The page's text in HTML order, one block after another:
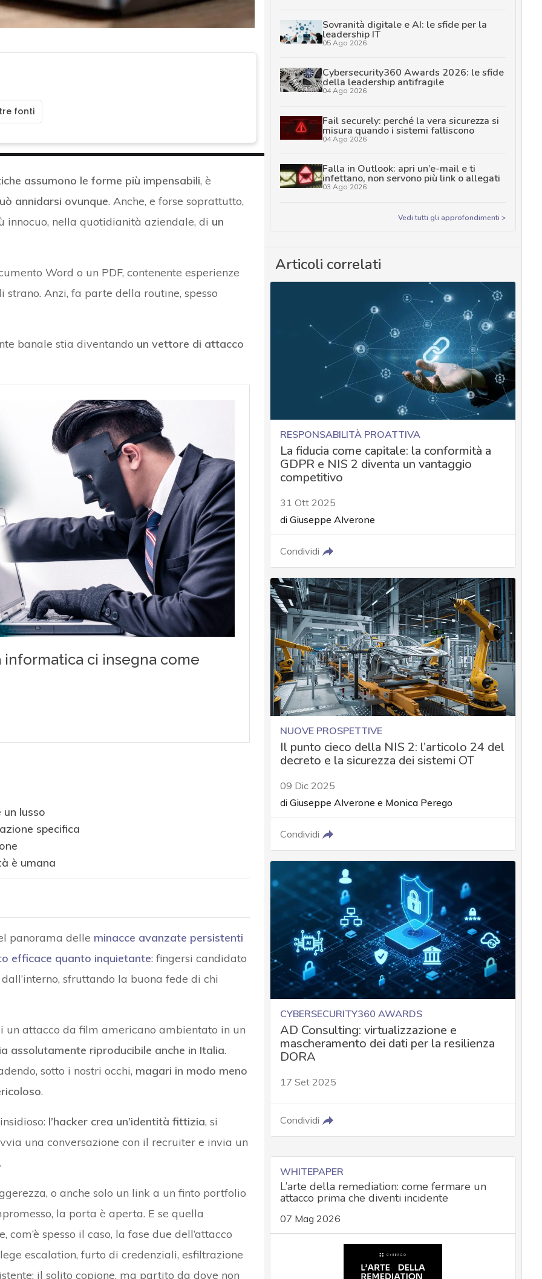
fonti
assumono le forme più impensabili, è
annidarsi ovunque. Anche, e forse soprattutto,
innocuo, nella quotidianità aziendale, di un
Word o un PDF, contenente esperienze
Anzi, fa parte della routine, spesso
banale stia diventando un vettore di attacco
lusso
specifica
è umana
panorama delle minacce avanzate persistenti
efficace quanto inquietante: fingersi candidato
sfruttando la buona fede di chi
un attacco da film americano ambientato in un
assolutamente riproducibile anche in Italia.
sotto i nostri occhi, magari in modo meno
.
l’hacker crea un’identità fittizia, si
una conversazione con il recruiter e invia un
o anche solo un link a un finto portfolio
la porta è aperta. E se quella
spesso il caso, la fase due dell’attacco
escalation, furto di credenziali, esfiltrazione
il solito copione, ma partito da dove non
Sovranità digitale e AI: le sfide per la
leadership IT
05 Ago 2026
Cybersecurity360 Awards 2026: le sfide
della leadership antifragile
04 Ago 2026
Fail securely: perché la vera sicurezza si
misura quando i sistemi falliscono
04 Ago 2026
Falla in Outlook: apri un’e-mail e ti
infettano, non servono più link o allegati
03 Ago 2026
Vedi tutti gli approfondimenti >
Articoli correlati
RESPONSABILITÀ PROATTIVA
La fiducia come capitale: la conformità a
GDPR e NIS 2 diventa un vantaggio
competitivo
31 Ott 2025
di Giuseppe Alverone
Condividi
NUOVE PROSPETTIVE
Il punto cieco della NIS 2: l’articolo 24 del
decreto e la sicurezza dei sistemi OT
09 Dic 2025
di Giuseppe Alveronee Monica Perego
Condividi
CYBERSECURITY360 AWARDS
AD Consulting: virtualizzazione e
mascheramento dei dati per la resilienza
DORA
17 Set 2025
Condividi
WHITEPAPER
L’arte della remediation: come fermare un
attacco prima che diventi incidente
07 Mag 2026